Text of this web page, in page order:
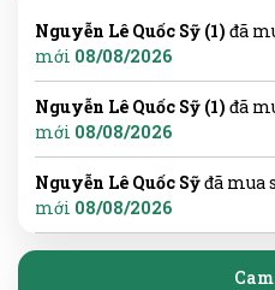
Nguyễn Lê Quốc Sỹ (1) đã
mới 08/08/2026
Nguyễn Lê Quốc Sỹ (1) đã
mới 08/08/2026
Nguyễn Lê Quốc Sỹđã mua
mới 08/08/2026